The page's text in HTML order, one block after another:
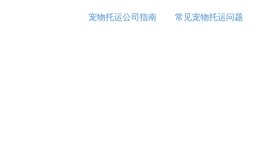
宠物托运公司指南 常见宠物托运问题